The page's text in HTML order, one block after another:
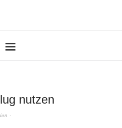
nutzen